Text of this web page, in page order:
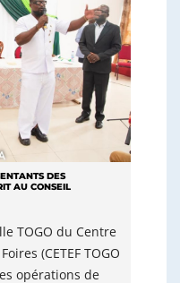
DES
AU CONSEIL
TOGO du Centre
(CETEF TOGO
opérations de